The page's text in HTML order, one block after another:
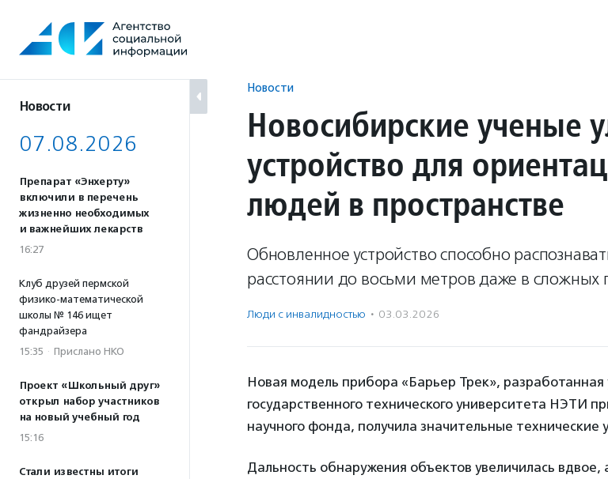
содержанию
Новости
07.08.2026
Препарат «Энхерту»
включили в перечень
жизненно необходимых
и важнейших лекарств
16:27
Клуб друзей пермской
физико-математической
школы № 146 ищет
фандрайзера
15:35 · Прислано НКО
Проект «Школьный друг»
открыл набор участников
на новый учебный год
15:16
Стали известны итоги
Новости
Новосибирские ученые
устройство для
людей в пространстве
Обновленное устройство способно
расстоянии до восьми метров даже в сложных
Люди с инвалидностью · 03.03.2026
Новая модель прибора «Барьер Трек»,
государственного технического университета НЭТИ
научного фонда, получила значительные технические
Дальность обнаружения объектов увеличилась вдвое,